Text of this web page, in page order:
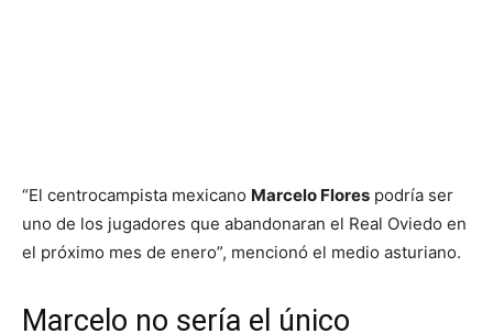
“El centrocampista mexicano Marcelo Flores podría ser
uno de los jugadores que abandonaran el Real Oviedo en
el próximo mes de enero”, mencionó el medio asturiano.
Marcelo no sería el único